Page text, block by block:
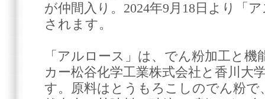
が仲間入り。2024年9月18日より「
されます。
「アルロース」は、でん粉加工と
カー松谷化学工業株式会社と香川大
す。原料はとうもろこしのでん粉で